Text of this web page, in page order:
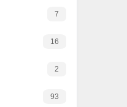
7
16
2
93